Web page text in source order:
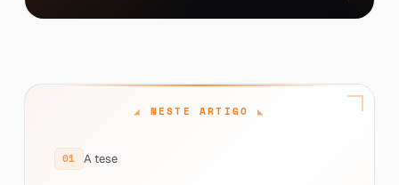
NESTE ARTIGO
A tese